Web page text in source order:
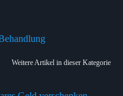
Weitere Artikel in dieser Kategorie